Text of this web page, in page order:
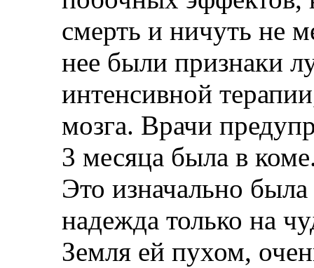
смерть и ничуть не
нее были признаки
интенсивной
мозга. Врачи
3 месяца была в
Это изначально
надежда только на
Земля ей пухом,